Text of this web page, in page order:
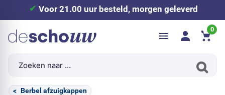
Voor 21.00 uur besteld, morgen geleverd
0
< Berbel afzuigkappen